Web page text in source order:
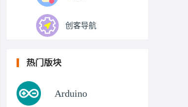
创客导航
热门版块
Arduino